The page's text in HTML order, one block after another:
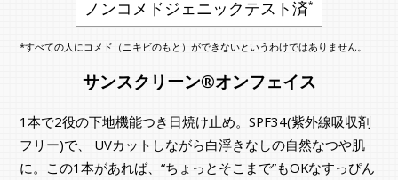
ノンコメドジェニックテスト済*
*すべての人にコメド（ニキビのもと）ができないというわけではありません。
サンスクリーン®オンフェイス
1本で2役の下地機能つき日焼け止め。SPF34(紫外線吸収剤
フリー)で、 UVカットしながら白浮きなしの自然なつや肌
に。この1本があれば、“ちょっとそこまで”もOKなすっぴん